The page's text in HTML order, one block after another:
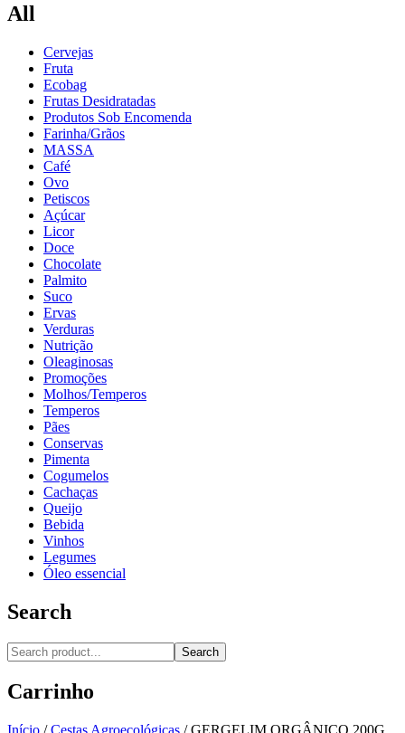
All
Cervejas
Fruta
Ecobag
Frutas Desidratadas
Produtos Sob Encomenda
Farinha/Grãos
MASSA
Café
Ovo
Petiscos
Açúcar
Licor
Doce
Chocolate
Palmito
Suco
Ervas
Verduras
Nutrição
Oleaginosas
Promoções
Molhos/Temperos
Temperos
Pães
Conservas
Pimenta
Cogumelos
Cachaças
Queijo
Bebida
Vinhos
Legumes
Óleo essencial
Search
Search
Carrinho
Início / Cestas Agroecológicas /GERGELIM ORGÂNICO 200G